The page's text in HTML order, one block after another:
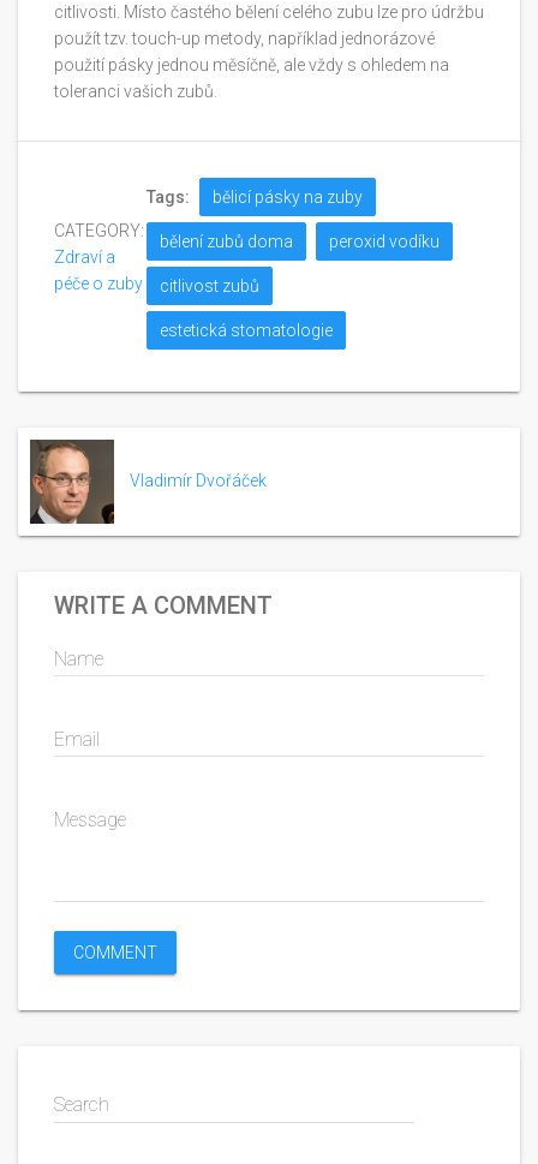
citlivosti. Místo častého bělení celého zubu lze pro údržbu
použít tzv. touch-up metody, například jednorázové
použití pásky jednou měsíčně, ale vždy s ohledem na
toleranci vašich zubů.
CATEGORY:
Zdraví a
péče o zuby
Tags: bělicí pásky na zuby
bělení zubů doma peroxid vodíku
citlivost zubů
estetická stomatologie
Vladimír Dvořáček
WRITE A COMMENT
Name
Email
Message
Search